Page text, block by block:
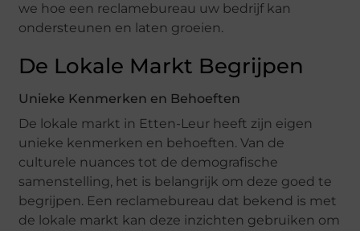
we hoe een reclamebureau uw bedrijf kan
ondersteunen en laten groeien.
De Lokale Markt Begrijpen
Unieke Kenmerken en Behoeften
De lokale markt in Etten-Leur heeft zijn eigen
unieke kenmerken en behoeften. Van de
culturele nuances tot de demografische
samenstelling, het is belangrijk om deze goed te
begrijpen. Een reclamebureau dat bekend is met
de lokale markt kan deze inzichten gebruiken om